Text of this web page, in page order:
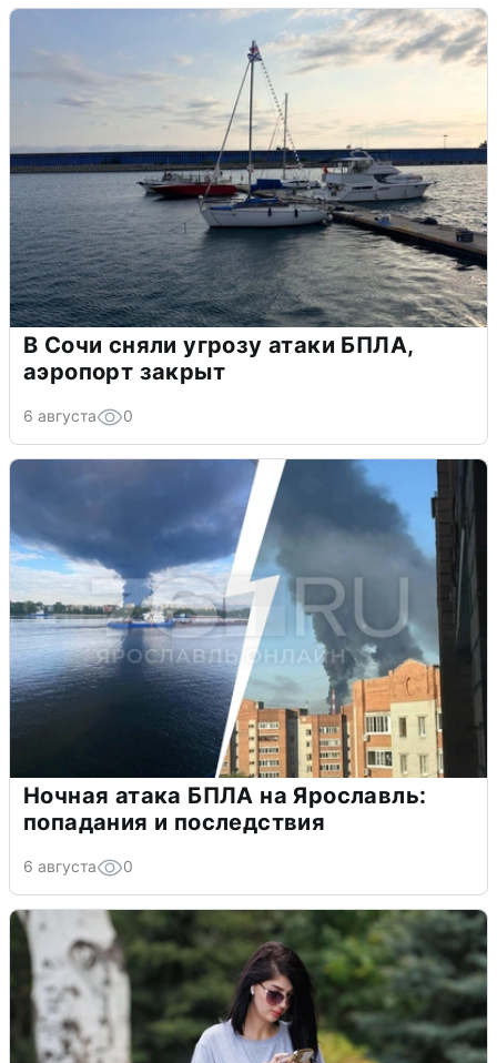
В Сочи сняли угрозу атаки БПЛА,
аэропорт закрыт
6 августа 0
Ночная атака БПЛА на Ярославль:
попадания и последствия
6 августа 0